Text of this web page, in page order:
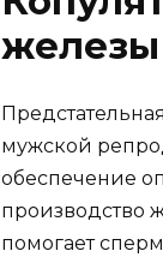
мужской
обеспечение
производство
помогает